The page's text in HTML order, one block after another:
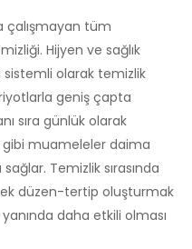
çalışmayan tüm
Hijyen ve sağlık
sistemli olarak temizlik
geniş çapta
sıra günlük olarak
muameleler daima
Temizlik sırasında
düzen-tertip oluşturmak
daha etkili olması